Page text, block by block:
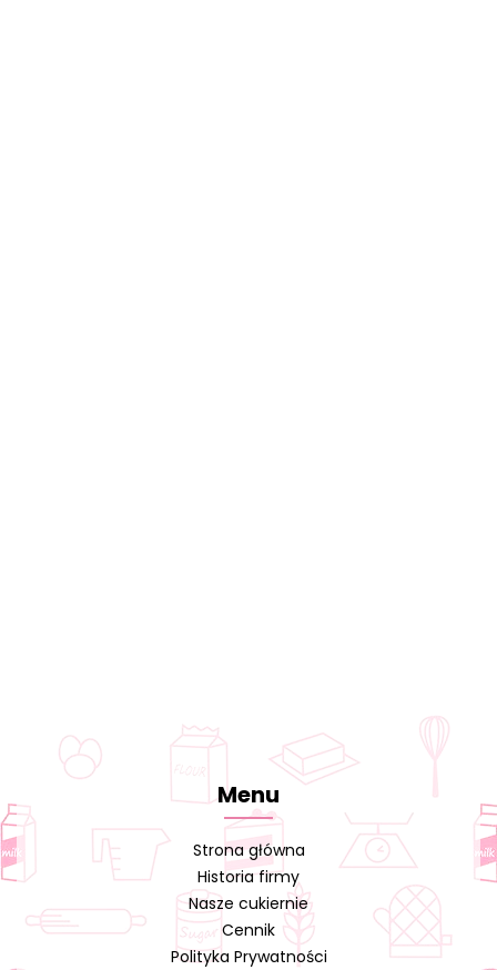
Menu
Strona główna
Historia firmy
Nasze cukiernie
Cennik
Polityka Prywatności